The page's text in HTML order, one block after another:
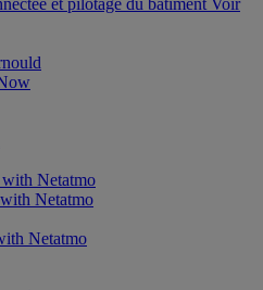
et pilotage du bâtiment Voir
Netatmo
Netatmo
Netatmo